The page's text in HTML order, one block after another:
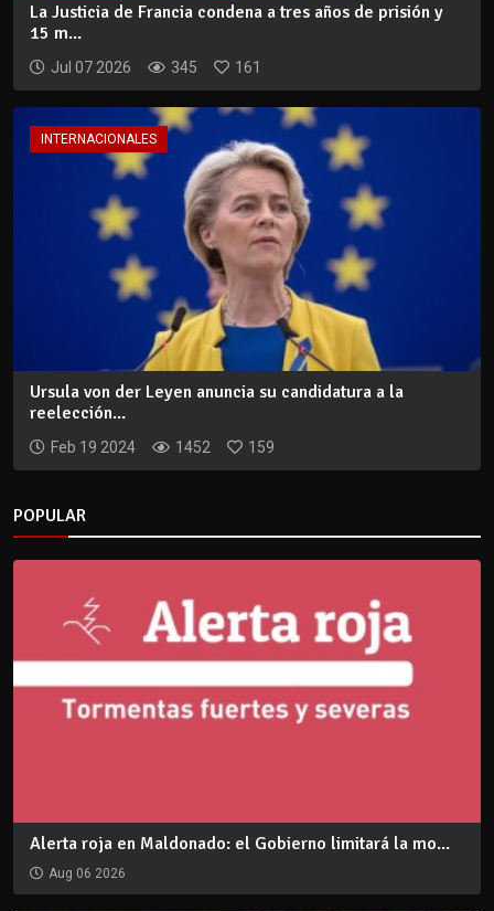
La Justicia de Francia condena a tres años de prisión y
15 m...
Jul 07 2026 345 161
INTERNACIONALES
Ursula von der Leyen anuncia su candidatura a la
reelección...
Feb 19 2024 1452 159
POPULAR
Alerta roja en Maldonado: el Gobierno limitará la mo...
Aug 06 2026